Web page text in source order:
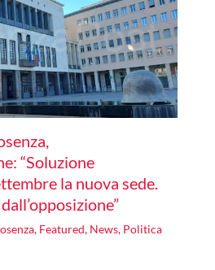
“Soluzione
la nuova sede.
, Featured, News, Politica